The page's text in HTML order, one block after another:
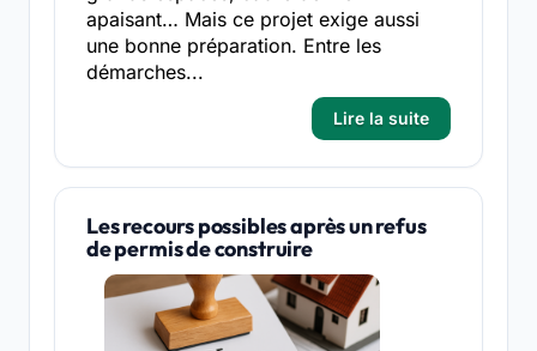
apaisant… Mais ce projet exige aussi
une bonne préparation. Entre les
démarches...
Lire la suite
Les recours possibles après un refus
de permis de construire